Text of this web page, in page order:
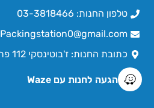
טלפון החנות: 03-3818466
Packingstation0@gmail.com
כתובת החנות: ז'בוטינסקי 112 פתח תקווה
הגעה לחנות עם Waze